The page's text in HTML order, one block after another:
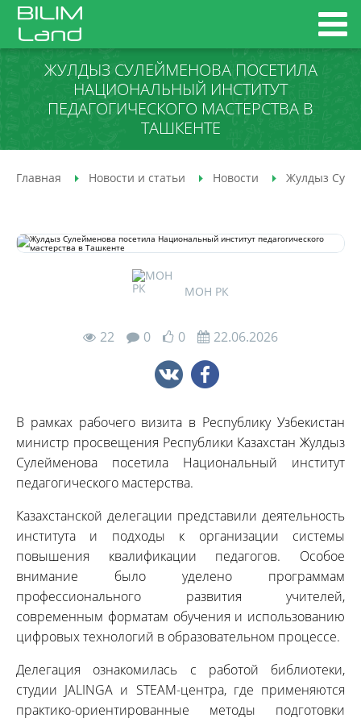
ЖУЛДЫЗ СУЛЕЙМЕНОВА ПОСЕТИЛА
НАЦИОНАЛЬНЫЙ ИНСТИТУТ
ПЕДАГОГИЧЕСКОГО МАСТЕРСТВА В
ТАШКЕНТЕ
Главная Новости и статьи Новости Жулдыз
МОН РК
22 0 0 22.06.2026
В рамках рабочего визита в Республику Узбекистан
министр просвещения Республики Казахстан Жулдыз
Сулейменова посетила Национальный институт
педагогического мастерства.
Казахстанской делегации представили деятельность
института и подходы к организации системы
повышения квалификации педагогов. Особое
внимание было уделено программам
профессионального развития учителей,
современным форматам обучения и использованию
цифровых технологий в образовательном процессе.
Делегация ознакомилась с работой библиотеки,
студии JALINGA и STEAM-центра, где применяются
практико-ориентированные методы подготовки